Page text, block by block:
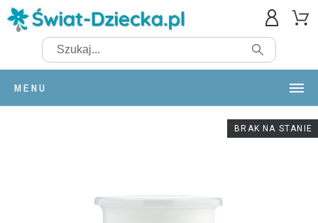
MENU
BRAK NA STANIE